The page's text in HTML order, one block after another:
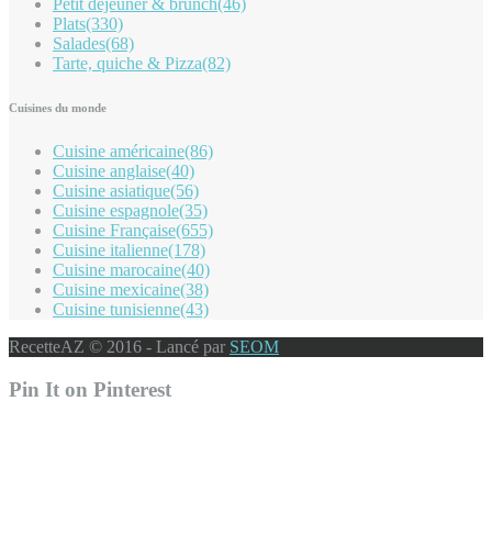
Petit déjeuner & brunch(46)
Plats(330)
Salades(68)
Tarte, quiche & Pizza(82)
Cuisines du monde
Cuisine américaine(86)
Cuisine anglaise(40)
Cuisine asiatique(56)
Cuisine espagnole(35)
Cuisine Française(655)
Cuisine italienne(178)
Cuisine marocaine(40)
Cuisine mexicaine(38)
Cuisine tunisienne(43)
RecetteAZ © 2016 - Lancé par SEOM
Pin It on Pinterest